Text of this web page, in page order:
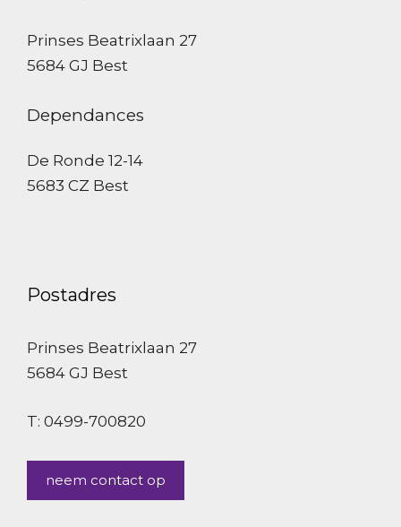
Prinses Beatrixlaan 27
5684 GJ Best
Dependances
De Ronde 12-14
5683 CZ Best
Postadres
Prinses Beatrixlaan 27
5684 GJ Best
T: 0499-700820
neem contact op